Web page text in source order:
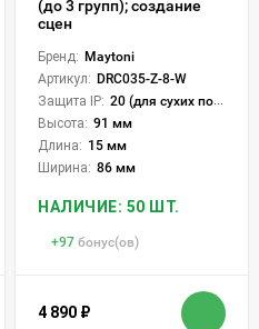
(до 3 групп); создание
сцен
Бренд: Maytoni
Артикул: DRC035-Z-8-W
Защита IP: 20 (для сухих пом.)
Высота: 91 мм
Длина: 15 мм
Ширина: 86 мм
НАЛИЧИЕ: 50 ШТ.
+97 бонус(ов)
4 890 ₽